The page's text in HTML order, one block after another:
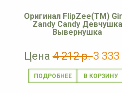
Оригинал FlipZee(TM)
Zandy Candy Девчушка
Вывернушка
Цена4 212 р.3 333
ПОДРОБНЕЕ